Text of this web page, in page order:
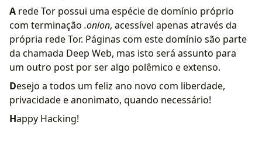
A rede Tor possui uma espécie de domínio próprio
com terminação .onion, acessível apenas através da
própria rede Tor. Páginas com este domínio são parte
da chamada Deep Web, mas isto será assunto para
um outro post por ser algo polêmico e extenso.
Desejo a todos um feliz ano novo com liberdade,
privacidade e anonimato, quando necessário!
Happy Hacking!